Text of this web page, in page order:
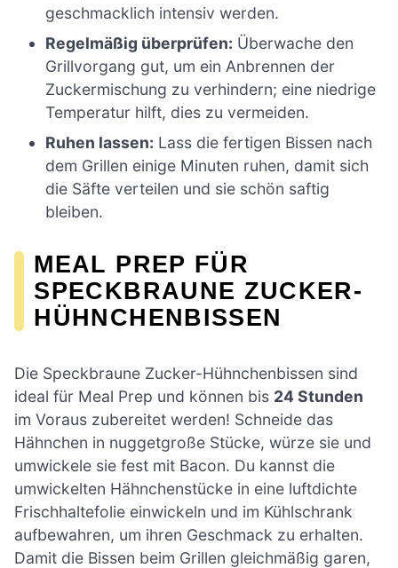
geschmacklich intensiv werden.
Regelmäßig überprüfen: Überwache den
Grillvorgang gut, um ein Anbrennen der
Zuckermischung zu verhindern; eine niedrige
Temperatur hilft, dies zu vermeiden.
Ruhen lassen: Lass die fertigen Bissen nach
dem Grillen einige Minuten ruhen, damit sich
die Säfte verteilen und sie schön saftig
bleiben.
MEAL PREP FÜR
SPECKBRAUNE ZUCKER-
HÜHNCHENBISSEN
Die Speckbraune Zucker-Hühnchenbissen sind
ideal für Meal Prep und können bis 24 Stunden
im Voraus zubereitet werden! Schneide das
Hähnchen in nuggetgroße Stücke, würze sie und
umwickele sie fest mit Bacon. Du kannst die
umwickelten Hähnchenstücke in eine luftdichte
Frischhaltefolie einwickeln und im Kühlschrank
aufbewahren, um ihren Geschmack zu erhalten.
Damit die Bissen beim Grillen gleichmäßig garen,